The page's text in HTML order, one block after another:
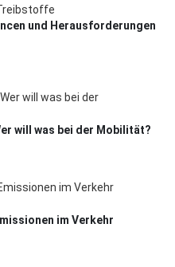
und Herausforderungen
will was bei der Mobilität?
im Verkehr